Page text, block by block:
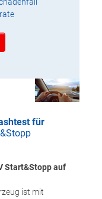
für
Start&Stopp auf
ist mit